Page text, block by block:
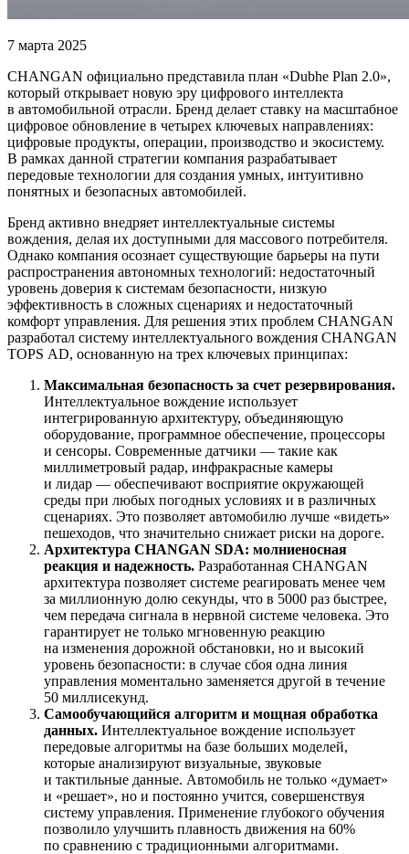
7 марта 2025
CHANGAN официально представила план «Dubhe Plan 2.0»,
который открывает новую эру цифрового интеллекта
в автомобильной отрасли. Бренд делает ставку на масштабное
цифровое обновление в четырех ключевых направлениях:
цифровые продукты, операции, производство и экосистему.
В рамках данной стратегии компания разрабатывает
передовые технологии для создания умных, интуитивно
понятных и безопасных автомобилей.
Бренд активно внедряет интеллектуальные системы
вождения, делая их доступными для массового потребителя.
Однако компания осознает существующие барьеры на пути
распространения автономных технологий: недостаточный
уровень доверия к системам безопасности, низкую
эффективность в сложных сценариях и недостаточный
комфорт управления. Для решения этих проблем CHANGAN
разработал систему интеллектуального вождения CHANGAN
TOPS AD, основанную на трех ключевых принципах:
Максимальная безопасность за счет резервирования.
Интеллектуальное вождение использует
интегрированную архитектуру, объединяющую
оборудование, программное обеспечение, процессоры
и сенсоры. Современные датчики — такие как
миллиметровый радар, инфракрасные камеры
и лидар — обеспечивают восприятие окружающей
среды при любых погодных условиях и в различных
сценариях. Это позволяет автомобилю лучше «видеть»
пешеходов, что значительно снижает риски на дороге.
Архитектура CHANGAN SDA: молниеносная
реакция и надежность. Разработанная CHANGAN
архитектура позволяет системе реагировать менее чем
за миллионную долю секунды, что в 5000 раз быстрее,
чем передача сигнала в нервной системе человека. Это
гарантирует не только мгновенную реакцию
на изменения дорожной обстановки, но и высокий
уровень безопасности: в случае сбоя одна линия
управления моментально заменяется другой в течение
50 миллисекунд.
Самообучающийся алгоритм и мощная обработка
данных. Интеллектуальное вождение использует
передовые алгоритмы на базе больших моделей,
которые анализируют визуальные, звуковые
и тактильные данные. Автомобиль не только «думает»
и «решает», но и постоянно учится, совершенствуя
систему управления. Применение глубокого обучения
позволило улучшить плавность движения на 60%
по сравнению с традиционными алгоритмами.